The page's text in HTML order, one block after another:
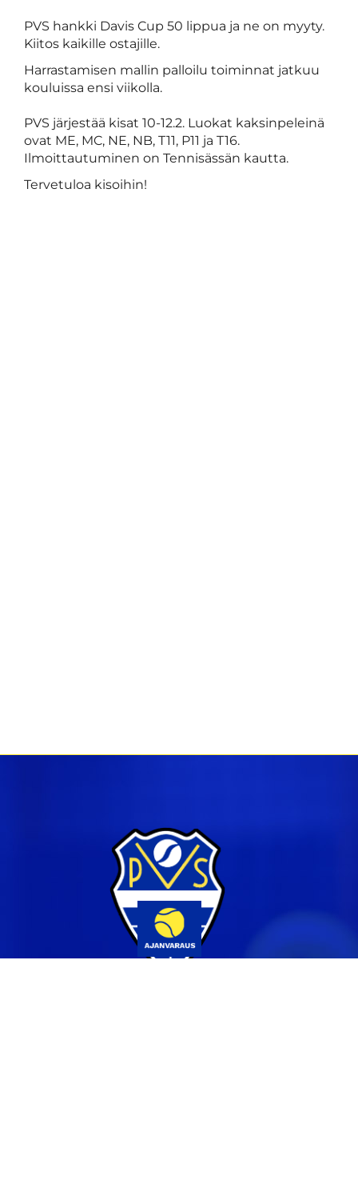
PVS hankki Davis Cup 50 lippua ja ne on myyty.
Kiitos kaikille ostajille.
Harrastamisen mallin palloilu toiminnat jatkuu
kouluissa ensi viikolla.
PVS järjestää kisat 10-12.2. Luokat kaksinpeleinä
ovat ME, MC, NE, NB, T11, P11 ja T16.
Ilmoittautuminen on Tennisässän kautta.
Tervetuloa kisoihin!